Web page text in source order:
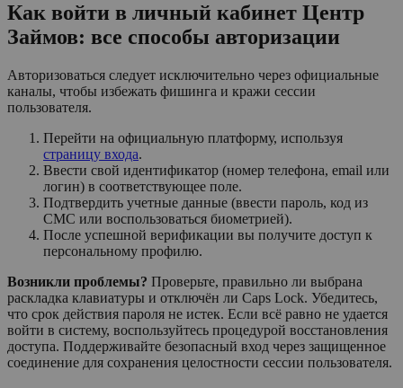
Как войти в личный кабинет Центр
Займов: все способы авторизации
Авторизоваться следует исключительно через официальные
каналы, чтобы избежать фишинга и кражи сессии
пользователя.
Перейти на официальную платформу, используя
страницу входа.
Ввести свой идентификатор (номер телефона, email или
логин) в соответствующее поле.
Подтвердить учетные данные (ввести пароль, код из
СМС или воспользоваться биометрией).
После успешной верификации вы получите доступ к
персональному профилю.
Возникли проблемы? Проверьте, правильно ли выбрана
раскладка клавиатуры и отключён ли Caps Lock. Убедитесь,
что срок действия пароля не истек. Если всё равно не удается
войти в систему, воспользуйтесь процедурой восстановления
доступа. Поддерживайте безопасный вход через защищенное
соединение для сохранения целостности сессии пользователя.